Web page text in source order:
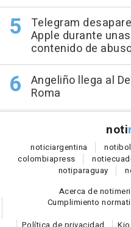
Telegram
Apple durante
contenido de
Angeliño llega al
Roma
noti
noticiargentina noti
colombiapress noti
notiparaguay
Acerca de
Cumplimiento